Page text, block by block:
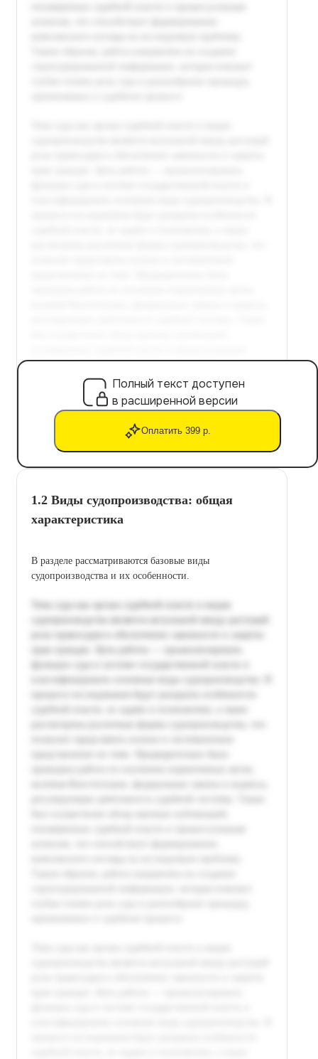
Полный текст доступен
в расширенной версии
Оплатить 399 р.
1.2 Виды судопроизводства: общая
характеристика
В разделе рассматриваются базовые виды
судопроизводства и их особенности.